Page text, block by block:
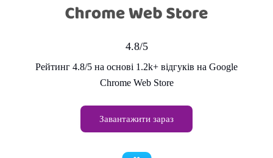
4.8/5
Рейтинг 4.8/5 на основі 1.2k+ відгуків на Google
Chrome Web Store
Завантажити зараз